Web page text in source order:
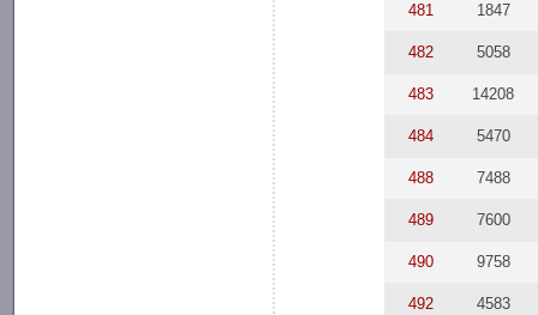
481 1847
482 5058
483 14208
484 5470
488 7488
489 7600
490 9758
492 4583